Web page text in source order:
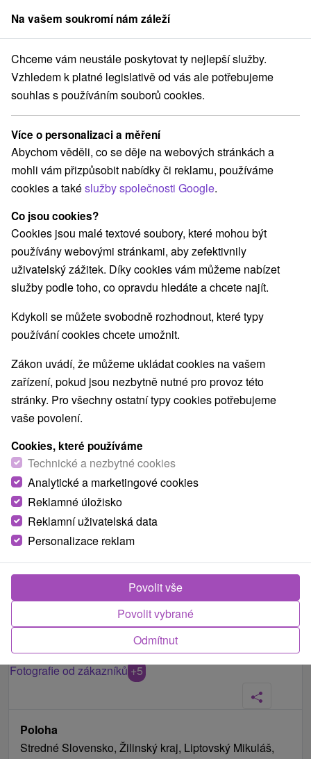
člen skupinySorger
Žilinský kraj Liptovský Ján Hotel Alexandra *** Liptovský Ján
Hotel Alexandra★★★Liptovský
Ján
Liptovský Ján
Rezervace a výběr pobytu
Navigovat do místa
O ZAŘÍZENÍ POBYTY VYBAVENÍ RECENZE
9,0 vynikající·130 recenzí
Fotografie od zákazníků +5
Poloha
Stredné Slovensko, Žilinský kraj, Liptovský Mikuláš,
Na vašem soukromí nám záleží
Chceme vám neustále poskytovat ty nejlepší služby.
Vzhledem k platné legislativě od vás ale potřebujeme
souhlas s používáním souborů cookies.
Více o personalizaci a měření
Abychom věděli, co se děje na webových stránkách a
mohli vám přizpůsobit nabídky či reklamu, používáme
cookies a takéslužby společnosti Google.
Co jsou cookies?
Cookies jsou malé textové soubory, které mohou být
používány webovými stránkami, aby zefektivnily
uživatelský zážitek. Díky cookies vám můžeme nabízet
služby podle toho, co opravdu hledáte a chcete najít.
Kdykoli se můžete svobodně rozhodnout, které typy
používání cookies chcete umožnit.
Zákon uvádí, že můžeme ukládat cookies na vašem
zařízení, pokud jsou nezbytně nutné pro provoz této
stránky. Pro všechny ostatní typy cookies potřebujeme
vaše povolení.
Cookies, které používáme
Technické a nezbytné cookies
Analytické a marketingové cookies
Reklamné úložisko
Reklamní uživatelská data
Personalizace reklam
Odmítnut
Povolit vybrané
Povolit vše